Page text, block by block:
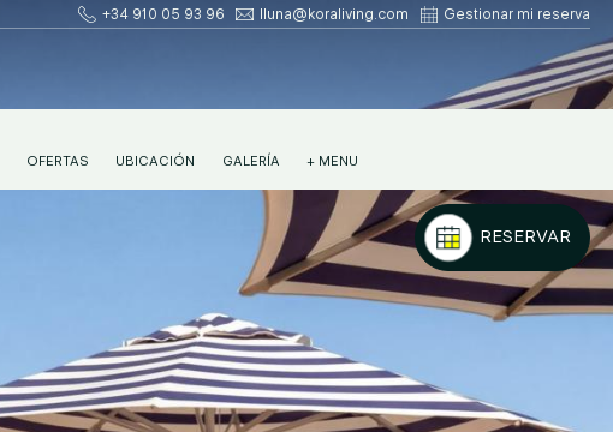
RESERVAR
+34 910 05 93 96 lluna@koraliving.com Gestionar mi reserva
OFERTAS UBICACIÓN GALERÍA + MENU